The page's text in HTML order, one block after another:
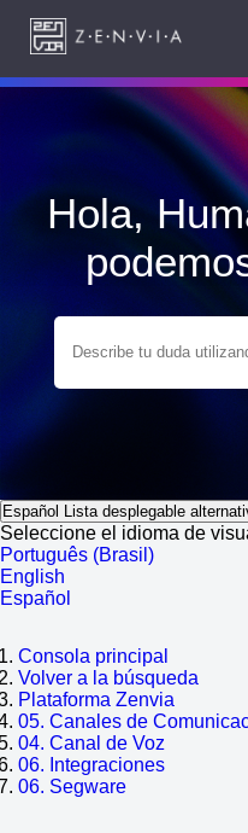
Hola,
Español Lista desplegable
Seleccione el idioma de
Português (Brasil)
English
Español
Consola principal
Volver a la búsqueda
Plataforma Zenvia
05. Canales de
04. Canal de Voz
06. Integraciones
06. Segware